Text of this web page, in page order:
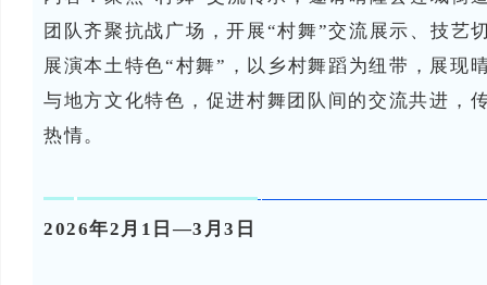
团队齐聚抗战广场，开展“村舞”交流展示、技艺
展演本土特色“村舞”，以乡村舞蹈为纽带，展现
与地方文化特色，促进村舞团队间的交流共进，
热情。
2026年2月1日—3月3日